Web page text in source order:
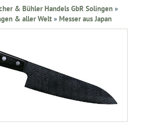
& Bühler Handels GbR Solingen »
& aller Welt » Messer aus Japan